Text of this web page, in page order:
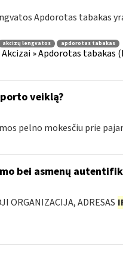
Apdorotas tabakas
akcizų lengvatos
apdorotas tabakas
Akcizai » Apdorotas tabakas
veiklą?
pelno mokesčiu prie
bei asmenų
ORGANIZACIJA, ADRESAS